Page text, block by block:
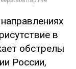
в
обстрелы
России,